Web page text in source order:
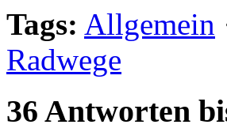
Tags: Allgemein
Radwege
36 Antworten